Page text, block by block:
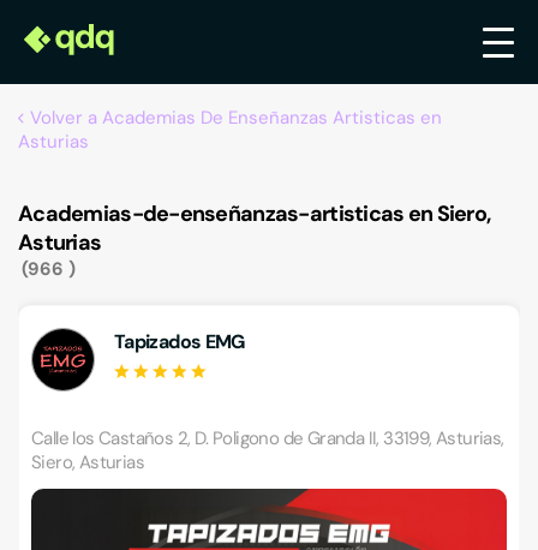
Volver a Academias De Enseñanzas Artisticas en
Asturias
Academias-de-enseñanzas-artisticas en Siero,
Asturias
966
Tapizados EMG
Calle los Castaños 2, D. Poligono de Granda II, 33199, Asturias,
Siero, Asturias